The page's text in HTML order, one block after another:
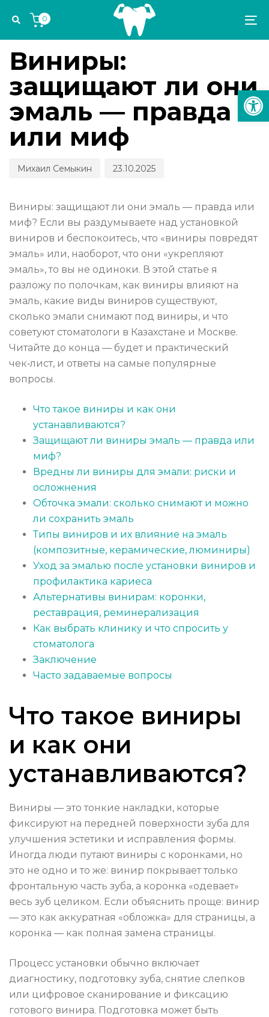
links
navigation
Skip
content
0
IN:
ЭСТЕТИКА И ОРТОДОНТИЯ
Виниры:
защищают ли они
эмаль — правда
или миф
Михаил Семыкин
on:
23.10.2025
Виниры: защищают ли они эмаль — правда или
миф? Если вы раздумываете над установкой
виниров и беспокоитесь, что «виниры повредят
эмаль» или, наоборот, что они «укрепляют
эмаль», то вы не одиноки. В этой статье я
разложу по полочкам, как виниры влияют на
эмаль, какие виды виниров существуют,
сколько эмали снимают под виниры, и что
советуют стоматологи в Казахстане и Москве.
Читайте до конца — будет и практический
чек‑лист, и ответы на самые популярные
вопросы.
Что такое виниры и как они
устанавливаются?
Защищают ли виниры эмаль — правда или
миф?
Вредны ли виниры для эмали: риски и
осложнения
Обточка эмали: сколько снимают и можно
ли сохранить эмаль
Типы виниров и их влияние на эмаль
(композитные, керамические, люминиры)
Уход за эмалью после установки виниров и
профилактика кариеса
Альтернативы винирам: коронки,
реставрация, реминерализация
Как выбрать клинику и что спросить у
стоматолога
Заключение
Часто задаваемые вопросы
Что такое виниры
и как они
устанавливаются?
Виниры — это тонкие накладки, которые
фиксируют на передней поверхности зуба для
улучшения эстетики и исправления формы.
Иногда люди путают виниры с коронками, но
это не одно и то же: винир покрывает только
фронтальную часть зуба, а коронка «одевает»
весь зуб целиком. Если объяснить проще: винир
— это как аккуратная «обложка» для страницы, а
коронка — как полная замена страницы.
Процесс установки обычно включает
диагностику, подготовку зуба, снятие слепков
или цифровое сканирование и фиксацию
готового винира. Подготовка может быть